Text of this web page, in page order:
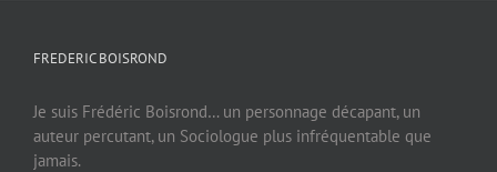
FREDERIC BOISROND
Je suis Frédéric Boisrond… un personnage décapant, un
auteur percutant, un Sociologue plus infréquentable que
jamais.